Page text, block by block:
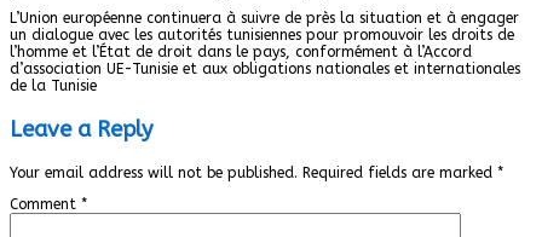
L’Union européenne continuera à suivre de près la situation et à engager
un dialogue avec les autorités tunisiennes pour promouvoir les droits de
l’homme et l’État de droit dans le pays, conformément à l’Accord
d’association UE-Tunisie et aux obligations nationales et internationales
de la Tunisie
Leave a Reply
Your email address will not be published. Required fields are marked *
Comment *